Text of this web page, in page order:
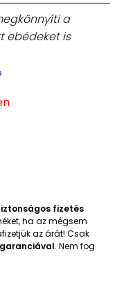
a
ebédeket is
fizetés
ha az mégsem
az árát! Csak
garanciával. Nem fog